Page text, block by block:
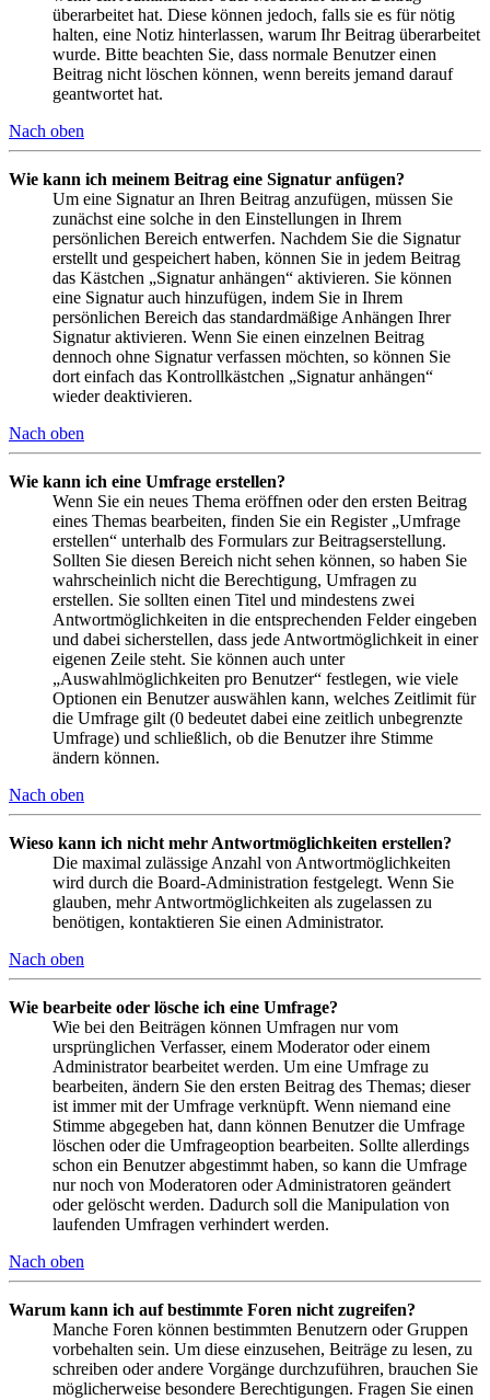
überarbeitet hat. Diese können jedoch, falls sie es für nötig
halten, eine Notiz hinterlassen, warum Ihr Beitrag überarbeitet
wurde. Bitte beachten Sie, dass normale Benutzer einen
Beitrag nicht löschen können, wenn bereits jemand darauf
geantwortet hat.
Nach oben
Wie kann ich meinem Beitrag eine Signatur anfügen?
Um eine Signatur an Ihren Beitrag anzufügen, müssen Sie
zunächst eine solche in den Einstellungen in Ihrem
persönlichen Bereich entwerfen. Nachdem Sie die Signatur
erstellt und gespeichert haben, können Sie in jedem Beitrag
das Kästchen „Signatur anhängen“ aktivieren. Sie können
eine Signatur auch hinzufügen, indem Sie in Ihrem
persönlichen Bereich das standardmäßige Anhängen Ihrer
Signatur aktivieren. Wenn Sie einen einzelnen Beitrag
dennoch ohne Signatur verfassen möchten, so können Sie
dort einfach das Kontrollkästchen „Signatur anhängen“
wieder deaktivieren.
Nach oben
Wie kann ich eine Umfrage erstellen?
Wenn Sie ein neues Thema eröffnen oder den ersten Beitrag
eines Themas bearbeiten, finden Sie ein Register „Umfrage
erstellen“ unterhalb des Formulars zur Beitragserstellung.
Sollten Sie diesen Bereich nicht sehen können, so haben Sie
wahrscheinlich nicht die Berechtigung, Umfragen zu
erstellen. Sie sollten einen Titel und mindestens zwei
Antwortmöglichkeiten in die entsprechenden Felder eingeben
und dabei sicherstellen, dass jede Antwortmöglichkeit in einer
eigenen Zeile steht. Sie können auch unter
„Auswahlmöglichkeiten pro Benutzer“ festlegen, wie viele
Optionen ein Benutzer auswählen kann, welches Zeitlimit für
die Umfrage gilt (0 bedeutet dabei eine zeitlich unbegrenzte
Umfrage) und schließlich, ob die Benutzer ihre Stimme
ändern können.
Nach oben
Wieso kann ich nicht mehr Antwortmöglichkeiten erstellen?
Die maximal zulässige Anzahl von Antwortmöglichkeiten
wird durch die Board-Administration festgelegt. Wenn Sie
glauben, mehr Antwortmöglichkeiten als zugelassen zu
benötigen, kontaktieren Sie einen Administrator.
Nach oben
Wie bearbeite oder lösche ich eine Umfrage?
Wie bei den Beiträgen können Umfragen nur vom
ursprünglichen Verfasser, einem Moderator oder einem
Administrator bearbeitet werden. Um eine Umfrage zu
bearbeiten, ändern Sie den ersten Beitrag des Themas; dieser
ist immer mit der Umfrage verknüpft. Wenn niemand eine
Stimme abgegeben hat, dann können Benutzer die Umfrage
löschen oder die Umfrageoption bearbeiten. Sollte allerdings
schon ein Benutzer abgestimmt haben, so kann die Umfrage
nur noch von Moderatoren oder Administratoren geändert
oder gelöscht werden. Dadurch soll die Manipulation von
laufenden Umfragen verhindert werden.
Nach oben
Warum kann ich auf bestimmte Foren nicht zugreifen?
Manche Foren können bestimmten Benutzern oder Gruppen
vorbehalten sein. Um diese einzusehen, Beiträge zu lesen, zu
schreiben oder andere Vorgänge durchzuführen, brauchen Sie
möglicherweise besondere Berechtigungen. Fragen Sie einen